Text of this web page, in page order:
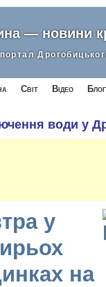
— новини
Світ Відео
води у
у
на